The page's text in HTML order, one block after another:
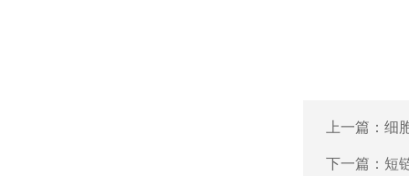
上一篇： 细
下一篇： 短